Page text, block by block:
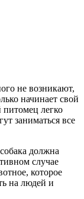
не возникают,
начинает свой
легко
заниматься все
должна
случае
которое
на людей и